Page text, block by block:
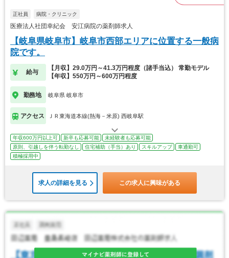
正社員 病院・クリニック
医療法人社団幸紀会 安江病院の薬剤師求人
【岐阜県岐阜市】岐阜市西部エリアに位置する一般病
院です。
給与
【月収】29.0万円～41.3万円程度（諸手当込） 常勤モデル
【年収】550万円～600万円程度
勤務地 岐阜県 岐阜市
アクセス ＪＲ東海道本線(熱海－米原) 西岐阜駅
年収600万円以上可 新卒も応募可能
未経験者も応募可能
原則、引越しを伴う転勤なし
住宅補助（手当）あり スキルアップ
車通勤可
積極採用中
求人の詳細を見る この求人に興味がある